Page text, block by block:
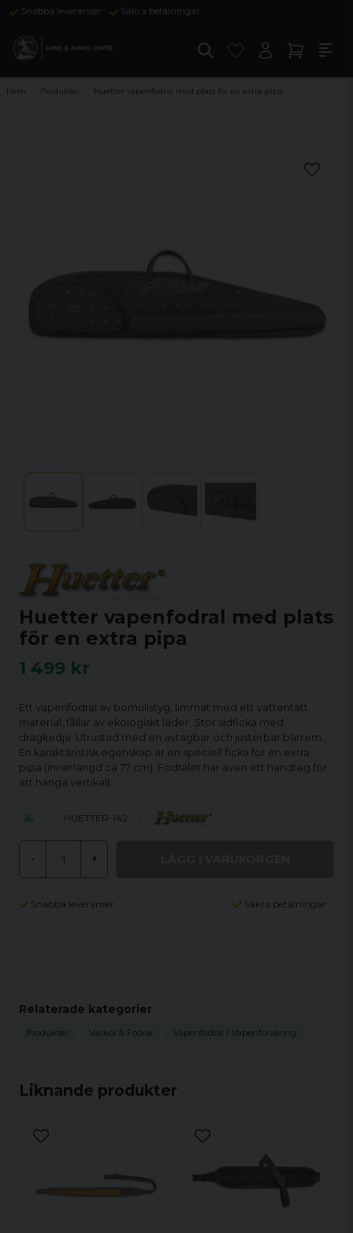
Snabba leveranser Säkra betalningar
Hem Produkter Huetter vapenfodral med plats för en extra pipa
Huetter vapenfodral med plats
för en extra pipa
1 499 kr
Ett vapenfodral av bomullstyg, limmat med ett vattentätt
material, fållar av ekologiskt läder. Stor sidficka med
dragkedja. Utrustad med en avtagbar och justerbar bärrem.
En karaktäristisk egenskap är en speciell ficka för en extra
pipa (innerlängd ca 77 cm). Fodralet har även ett handtag för
att hänga vertikalt.
HUETTER-142
- +
Snabba leveranser Säkra betalningar
Liknande produkter
Relaterade kategorier
Produkter Väskor & Fodral Vapenfodral / Vapenförvaring